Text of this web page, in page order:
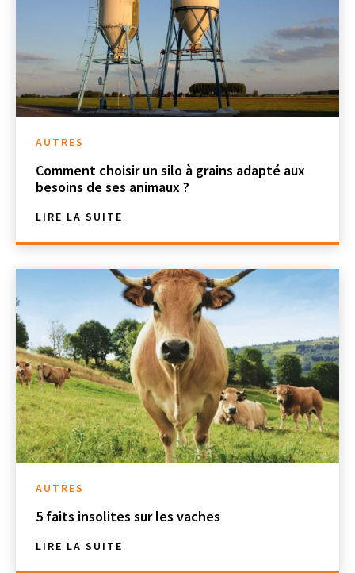
AUTRES
Comment choisir un silo à grains adapté aux
besoins de ses animaux ?
LIRE LA SUITE
AUTRES
5 faits insolites sur les vaches
LIRE LA SUITE